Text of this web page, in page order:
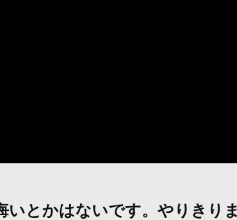
いとかはないです。やりきり